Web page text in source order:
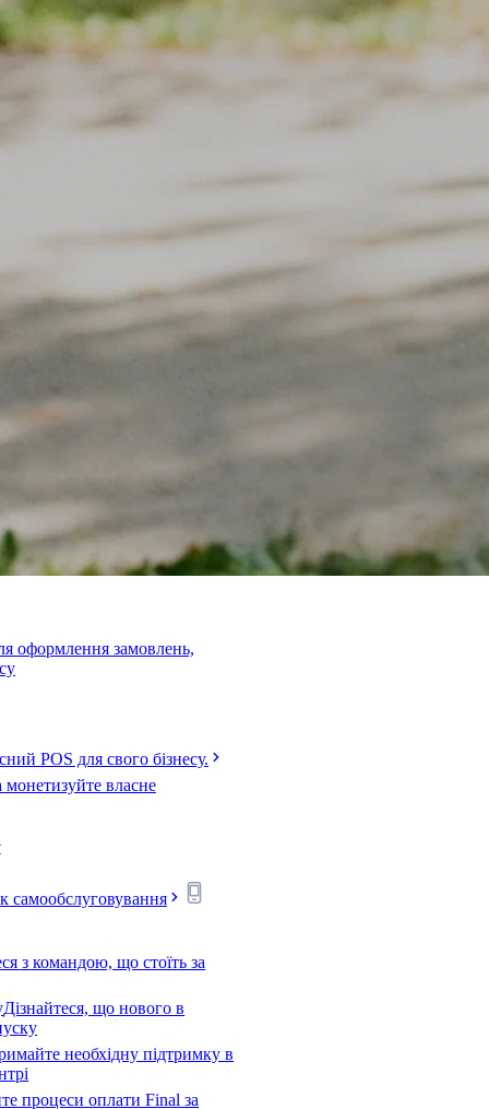
оформлення замовлень,
POS для свого бізнесу.
монетизуйте власне
самообслуговування
з командою, що стоїть за
Дізнайтеся, що нового в
необхідну підтримку в
процеси оплати Final за